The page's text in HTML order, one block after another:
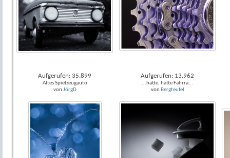
Aufgerufen: 35.899
Altes Spielzeugauto
von JörgD
Aufgerufen: 13.962
...hätte, hätte Fahrra...
von Bergteufel